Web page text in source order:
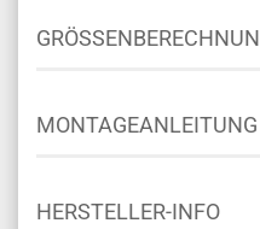
GRÖSSENBERECHNUNG
MONTAGEANLEITUNG
HERSTELLER-INFO